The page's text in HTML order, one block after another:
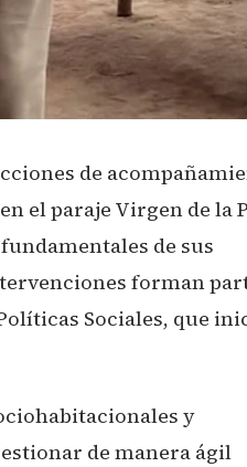
de
el paraje Virgen de la
de sus
forman
Sociales, que
y
de manera ágil